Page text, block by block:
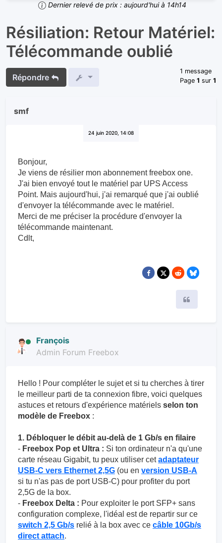
Dernier relevé de prix : aujourd'hui à 14h14
Résiliation: Retour Matériel:
Télécommande oublié
Répondre
1 message
Page1 sur1
smf
24 juin 2020, 14:08
Bonjour,
Je viens de résilier mon abonnement freebox one.
J'ai bien envoyé tout le matériel par UPS Access
Point. Mais aujourd'hui, j'ai remarqué que j'ai oublié
d'envoyer la télécommande avec le matériel.
Merci de me préciser la procédure d'envoyer la
télécommande maintenant.
Cdlt,
François
Admin Forum Freebox
Hello ! Pour compléter le sujet et si tu cherches à tirer
le meilleur parti de ta connexion fibre, voici quelques
astuces et retours d'expérience matériels selon ton
modèle de Freebox :
1. Débloquer le débit au-delà de 1 Gb/s en filaire
- Freebox Pop et Ultra : Si ton ordinateur n'a qu'une
carte réseau Gigabit, tu peux utiliser cetadaptateur
USB-C vers Ethernet 2,5G (ou en version USB-A
si tu n'as pas de port USB-C) pour profiter du port
2,5G de la box.
- Freebox Delta : Pour exploiter le port SFP+ sans
configuration complexe, l'idéal est de repartir sur ce
switch 2,5 Gb/s relié à la box avec ce câble 10Gb/s
direct attach.